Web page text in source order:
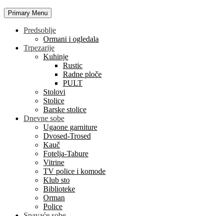
Primary Menu
Predsoblje
Ormani i ogledala
Trpezarije
Kuhinje
Rustic
Radne ploče
PULT
Stolovi
Stolice
Barske stolice
Dnevne sobe
Ugaone garniture
Dvosed-Trosed
Kauč
Fotelja-Tabure
Vitrine
TV police i komode
Klub sto
Biblioteke
Orman
Police